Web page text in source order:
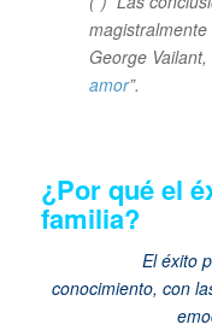
George
amor”.
¿Por qué el
familia?
El éxito
conocimiento, con